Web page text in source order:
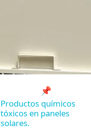
📌
Productos químicos
tóxicos en paneles
solares.